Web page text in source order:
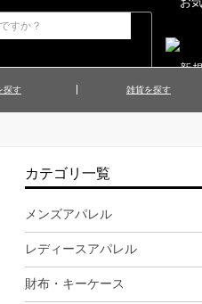
探す
ディースワンピース
雑貨を探す
▲アクセサリー
フラー／ストール
カテゴリ一覧
メンズアパレル
レディースアパレル
財布・キーケース